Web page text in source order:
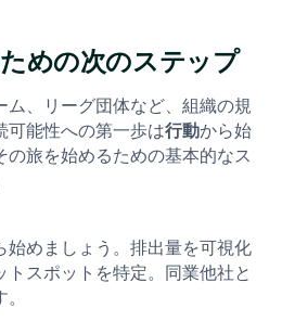
めの次のステップ
ム、リーグ団体など、組織の規
可能性への第一歩は行動から始
の旅を始めるための基本的なス
始めましょう。排出量を可視化
トスポットを特定。同業他社と